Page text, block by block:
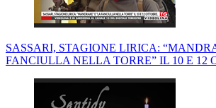
SASSARI, STAGIONE LIRICA:
FANCIULLA NELLA TORRE” IL 10 E 12